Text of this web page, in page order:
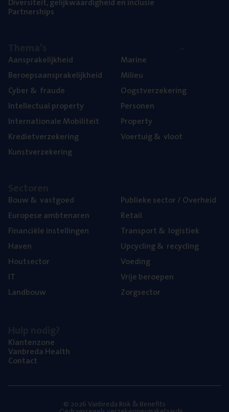
Part­ner­ships
Aan­spra­ke­lijk­heid
Beroeps­aan­spra­ke­lijk­heid
Cyber& fraude
Intel­lec­tu­al property
Inter­na­ti­o­na­le Mobiliteit
Kre­diet­ver­ze­ke­ring
Kunst­ver­ze­ke­ring
Mari­ne
Mili­eu
Oogst­ver­ze­ke­ring
Per­so­nen
Pro­per­ty
Voer­tuig& vloot
Bouw& vastgoed
Euro­pe­se ambtenaren
Finan­ci­ë­le instellingen
Haven
Hout­sec­tor
IT
Land­bouw
Publie­ke sec­tor / Overheid
Retail
Trans­port& logistiek
Upcy­cling& recycling
Voe­ding
Vrije beroe­pen
Zorg­sec­tor
Klan­ten­zo­ne
Van­b­re­da Health
Con­tact
© 2026 Vanbreda Risk & Benefits